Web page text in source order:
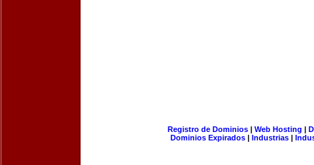
Registro de Dominios| Web Hosting |
Dominios Expirados | Industrias |